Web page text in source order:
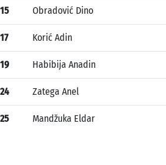
15 Obradović Dino
17 Korić Adin
19 Habibija Anadin
24 Zatega Anel
25 Mandžuka Eldar